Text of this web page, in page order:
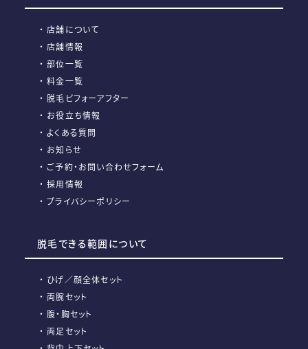
店舗について
店舗情報
部位一覧
料金一覧
脱毛ビフォーアフター
お役立ち情報
よくある質問
お知らせ
ご予約・お問い合わせフォーム
採用情報
プライバシーポリシー
脱毛できる範囲について
ひげ／顔全体セット
両腕セット
腹・胸セット
両足セット